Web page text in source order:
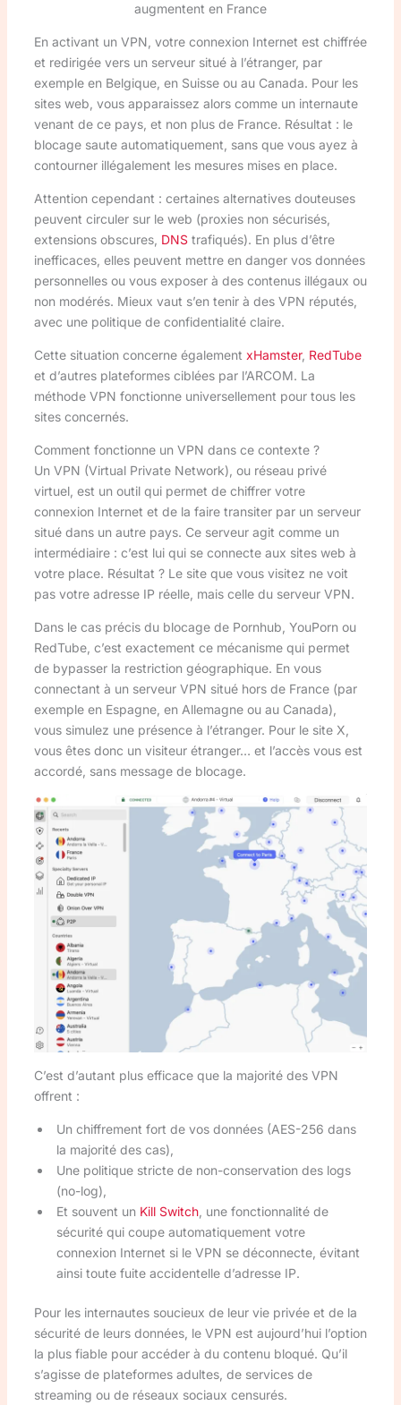
augmentent en France
En activant un VPN, votre connexion Internet est chiffrée
et redirigée vers un serveur situé à l’étranger, par
exemple en Belgique, en Suisse ou au Canada. Pour les
sites web, vous apparaissez alors comme un internaute
venant de ce pays, et non plus de France. Résultat : le
blocage saute automatiquement, sans que vous ayez à
contourner illégalement les mesures mises en place.
Attention cependant : certaines alternatives douteuses
peuvent circuler sur le web (proxies non sécurisés,
extensions obscures, DNStrafiqués). En plus d’être
inefficaces, elles peuvent mettre en danger vos données
personnelles ou vous exposer à des contenus illégaux ou
non modérés. Mieux vaut s’en tenir à des VPN réputés,
avec une politique de confidentialité claire.
Cette situation concerne également xHamster, RedTube
et d’autres plateformes ciblées par l’ARCOM. La
méthode VPN fonctionne universellement pour tous les
sites concernés.
Comment fonctionne un VPN dans ce contexte ?
Un VPN (Virtual Private Network), ou réseau privé
virtuel, est un outil qui permet de chiffrer votre
connexion Internet et de la faire transiter par un serveur
situé dans un autre pays. Ce serveur agit comme un
intermédiaire : c’est lui qui se connecte aux sites web à
votre place. Résultat ? Le site que vous visitez ne voit
pas votre adresse IP réelle, mais celle du serveur VPN.
Dans le cas précis du blocage de Pornhub, YouPorn ou
RedTube, c’est exactement ce mécanisme qui permet
de bypasser la restriction géographique. En vous
connectant à un serveur VPN situé hors de France (par
exemple en Espagne, en Allemagne ou au Canada),
vous simulez une présence à l’étranger. Pour le site X,
vous êtes donc un visiteur étranger… et l’accès vous est
accordé, sans message de blocage.
C’est d’autant plus efficace que la majorité des VPN
offrent :
Un chiffrement fort de vos données (AES-256 dans
la majorité des cas),
Une politique stricte de non-conservation des logs
(no-log),
Et souvent un Kill Switch, une fonctionnalité de
sécurité qui coupe automatiquement votre
connexion Internet si le VPN se déconnecte, évitant
ainsi toute fuite accidentelle d’adresse IP.
Pour les internautes soucieux de leur vie privée et de la
sécurité de leurs données, le VPN est aujourd’hui l’option
la plus fiable pour accéder à du contenu bloqué. Qu’il
s’agisse de plateformes adultes, de services de
streaming ou de réseaux sociaux censurés.